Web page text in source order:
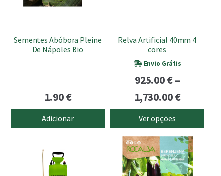
Sementes Abóbora Pleine
De Nápoles Bio
1.90€
Adicionar
Relva Artificial 40mm 4
cores
Envio Grátis
925.00€–
1,730.00€Price
range:
925.00 €
through
1,730.00
Ver opções
chosen
product